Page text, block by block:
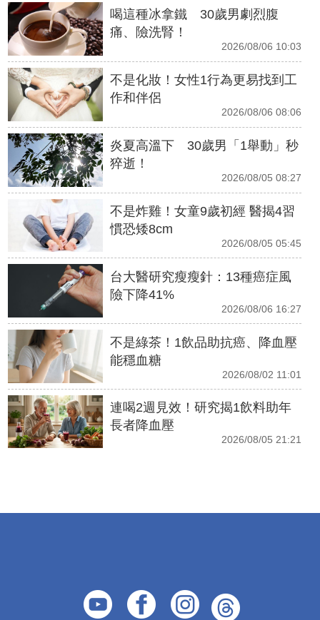
喝這種冰拿鐵 30歲男劇烈腹
痛、險洗腎！
2026/08/06 10:03
不是化妝！女性1行為更易找到工
作和伴侶
2026/08/06 08:06
炎夏高溫下 30歲男「1舉動」秒
猝逝！
2026/08/05 08:27
不是炸雞！女童9歲初經 醫揭4習
慣恐矮8cm
2026/08/05 05:45
台大醫研究瘦瘦針：13種癌症風
險下降41%
2026/08/06 16:27
不是綠茶！1飲品助抗癌、降血壓
能穩血糖
2026/08/02 11:01
連喝2週見效！研究揭1飲料助年
長者降血壓
2026/08/05 21:21